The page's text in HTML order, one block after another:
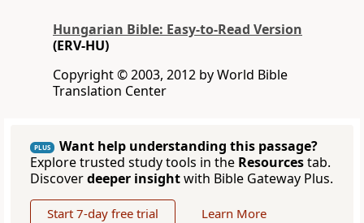
Hungarian Bible: Easy-to-Read Version
(ERV-HU)
Copyright © 2003, 2012 by World Bible
Translation Center
PLUS
Want help understanding this passage?
Explore trusted study tools in the Resourcestab.
Discoverdeeper insightwith Bible Gateway Plus.
Start 7-day free trial Learn More